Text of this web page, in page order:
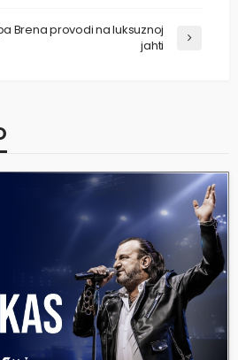
Brena provodi na luksuznoj
jahti